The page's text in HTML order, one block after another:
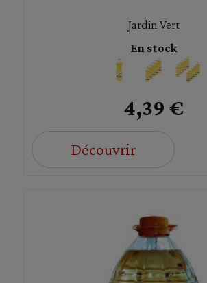
Jardin Vert
En stock
4,39 €
Découvrir